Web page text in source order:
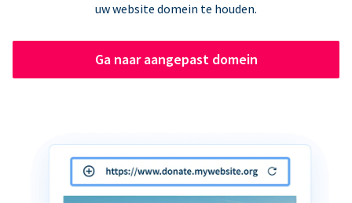
uw website domein te houden.
Ga naar aangepast domein